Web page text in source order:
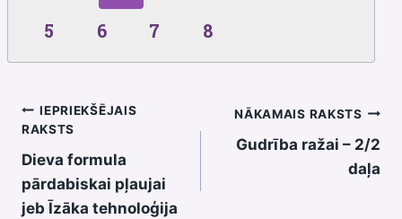
5
6 7 8
Ziņu
izvēlne
IEPRIEKŠĒJAIS
RAKSTS
Dieva formula
pārdabiskai pļaujai
jeb Īzāka tehnoloģija
NĀKAMAIS RAKSTS
Gudrība ražai – 2/2
daļa